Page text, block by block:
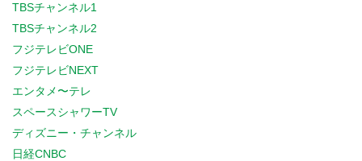
TBSチャンネル1
TBSチャンネル2
フジテレビONE
フジテレビNEXT
エンタメ〜テレ
スペースシャワーTV
ディズニー・チャンネル
日経CNBC